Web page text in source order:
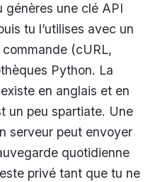
génères une clé API
tu l’utilises avec un
(cURL,
Python. La
en anglais et en
un peu spartiate. Une
serveur peut envoyer
quotidienne
privé tant que tu ne